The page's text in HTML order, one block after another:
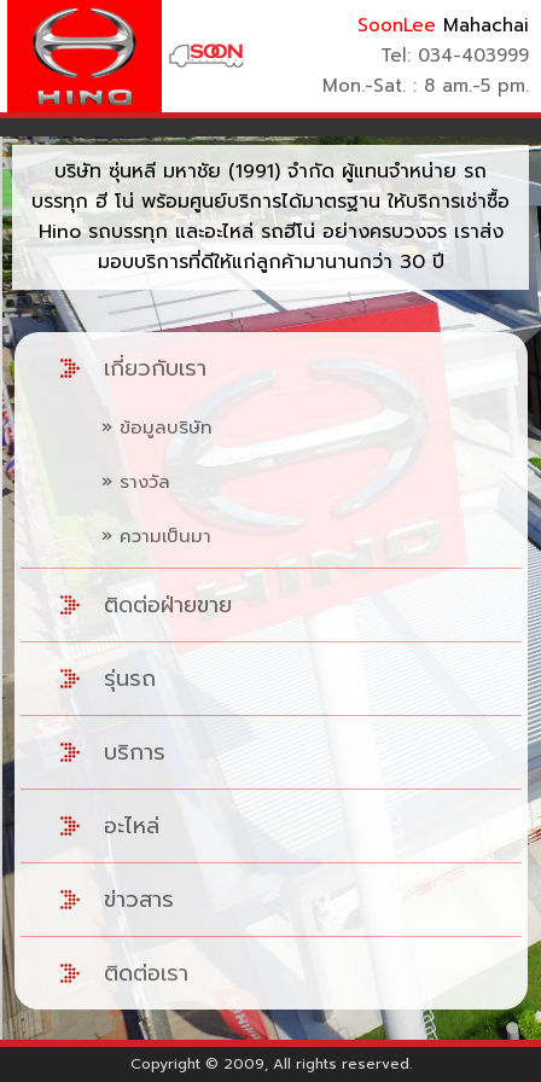
SoonLee Mahachai
Tel: 034-403999
Mon.-Sat. : 8 am.-5 pm.
บริษัท ซุ่นหลี มหาชัย (1991) จำกัด ผู้แทนจำหน่าย รถ
บรรทุก ฮี โน่ พร้อมศูนย์บริการได้มาตรฐาน ให้บริการเช่าซื้อ
Hino รถบรรทุก และอะไหล่ รถฮีโน่ อย่างครบวงจร เราส่ง
มอบบริการที่ดีให้แก่ลูกค้ามานานกว่า 30 ปี
เกี่ยวกับเรา
» ข้อมูลบริษัท
» รางวัล
» ความเป็นมา
ติดต่อฝ่ายขาย
รุ่นรถ
บริการ
อะไหล่
ข่าวสาร
ติดต่อเรา
Copyright © 2009, All rights reserved.